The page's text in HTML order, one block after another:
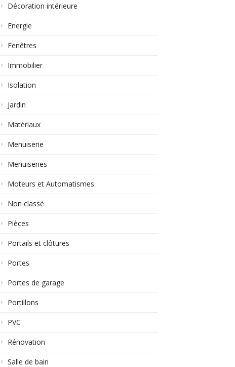
Décoration intérieure
Energie
Fenêtres
Immobilier
Isolation
Jardin
Matériaux
Menuiserie
Menuiseries
Moteurs et Automatismes
Non classé
Pièces
Portails et clôtures
Portes
Portes de garage
Portillons
PVC
Rénovation
Salle de bain